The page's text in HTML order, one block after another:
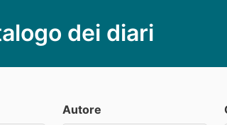
dei diari
Autore